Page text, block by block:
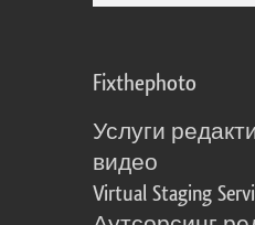
Fixthephoto
Услуги
видео
Virtual Staging